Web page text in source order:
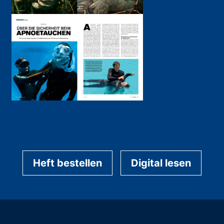
Heft bestellen Digital lesen